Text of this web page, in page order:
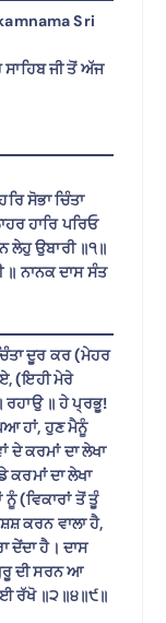
Sri
ਜੀ ਤੋਂ ਅੱਜ
ਸੋਭਾ ਚਿੰਤਾ
ਹਾਰਿ ਪਰਿਓ
ਲੇਹੁ ਉਬਾਰੀ ॥੧॥
॥ ਨਾਨਕ ਦਾਸ ਸੰਤ
ਦੂਰ ਕਰ (ਮੇਹਰ
(ਇਹੀ ਮੇਰੇ
ਰਹਾਉ ॥ ਹੇ ਪ੍ਰਭੂ!
ਹਾਂ, ਹੁਣ ਮੈਨੂੰ
ਦੇ ਕਰਮਾਂ ਦਾ ਲੇਖਾ
ਕਰਮਾਂ ਦਾ ਲੇਖਾ
ਨੂੰ (ਵਿਕਾਰਾਂ ਤੋਂ ਤੂੰ
ਕਰਨ ਵਾਲਾ ਹੈ,
ਦੇਂਦਾ ਹੈ। ਦਾਸ
ਦੀ ਸਰਨ ਆ
ਰੱਖੋ ॥੨॥੪॥੯॥